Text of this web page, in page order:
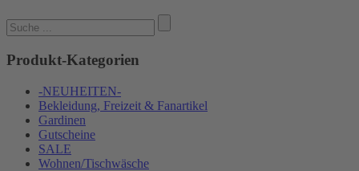
Suchen
nach:
Produkt-Kategorien
-NEUHEITEN-
Bekleidung, Freizeit & Fanartikel
Gardinen
Gutscheine
SALE
Wohnen/Tischwäsche